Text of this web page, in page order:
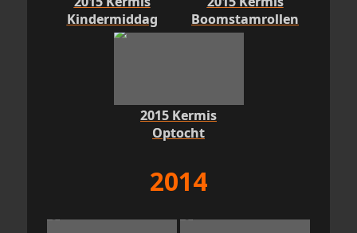
Kindermiddag
Boomstamrollen
2015 Kermis
Optocht
2014